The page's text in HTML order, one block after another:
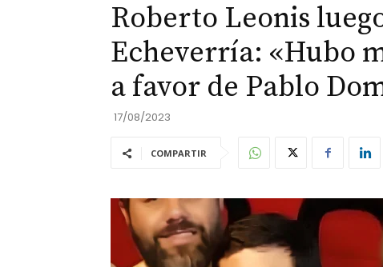
Roberto Leonis
Echeverría: «Hubo
a favor de Pablo
17/08/2023
COMPARTIR